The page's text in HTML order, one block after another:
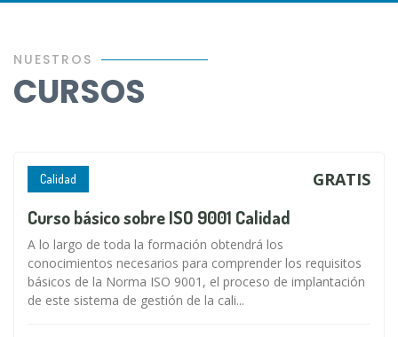
NUESTROS
CURSOS
Calidad GRATIS
Curso básico sobre ISO 9001 Calidad
A lo largo de toda la formación obtendrá los
conocimientos necesarios para comprender los requisitos
básicos de la Norma ISO 9001, el proceso de implantación
de este sistema de gestión de la cali...